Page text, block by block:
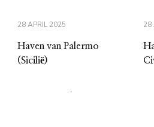
28 APRIL 2025
Haven van Palermo
(Sicilië)
28